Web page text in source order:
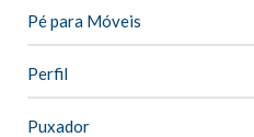
Pé para Móveis
Perfil
Puxador